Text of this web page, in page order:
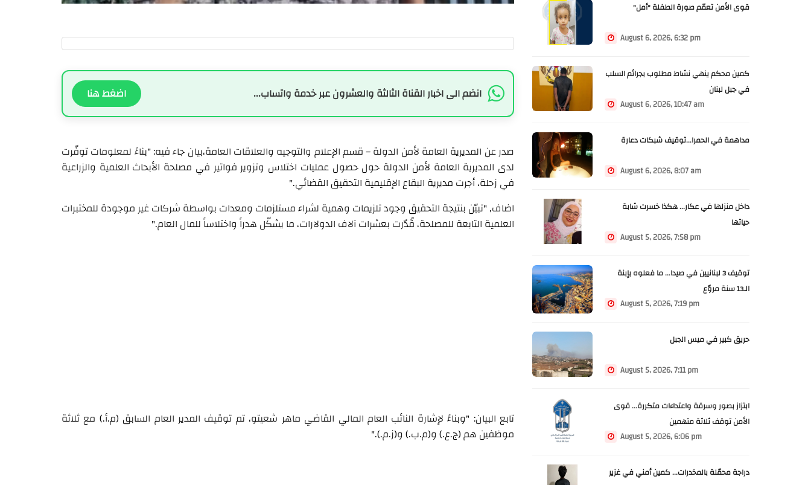
انضم الى اخبار القناة الثالثة والعشرون عبر خدمة واتساب... اضغط هنا
صدر عن المديرية العامة لأمن الدولة – قسم الإعلام والتوجيه والعلاقات العامة،بيان جاء فيه: "بناءً لمعلومات توفّرت
لدى المديرية العامة لأمن الدولة حول حصول عمليات اختلاس وتزوير فواتير في مصلحة الأبحاث العلمية والزراعية
في زحلة، أجرت مديرية البقاع الإقليمية التحقيق القضائي."
اضاف, "تبيّن بنتيجة التحقيق وجود تلزيمات وهمية لشراء مستلزمات ومعدات بواسطة شركات غير موجودة للمختبرات
العلمية التابعة للمصلحة، قُدّرت بعشرات آلاف الدولارات، ما يشكّل هدراً واختلاساً للمال العام."
تابع البيان: "وبناءً لإشارة النائب العام المالي القاضي ماهر شعيتو، تم توقيف المدير العام السابق (م.أ.) مع ثلاثة
موظفين هم (ج.ع.) و(م.ب.) و(ز.م.)."
قوى الأمن تعمّم صورة الطفلة "أمل"
August 6, 2026, 6:32 pm
كمين محكم ينهي نشاط مطلوب بجرائم السلب
في جبل لبنان
August 6, 2026, 10:47 am
مداهمة في الحمرا...توقيف شبكات دعارة
August 6, 2026, 8:07 am
داخل منزلها في عكار... هكذا خسرت شابة
حياتها
August 5, 2026, 7:58 pm
توقيف 3 لبنانيين في صيدا... ما فعلوه بإبنة
الـ13 سنة مروّع
August 5, 2026, 7:19 pm
حريق كبير في ميس الجبل
August 5, 2026, 7:11 pm
ابتزاز بصور وسرقة واعتداءات متكررة... قوى
الأمن توقف ثلاثة متهمين
August 5, 2026, 6:06 pm
دراجة محمّلة بالمخدرات... كمين أمني في غزير